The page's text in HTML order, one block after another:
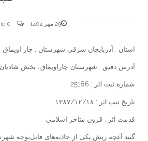
29 مهر 1404 0 comments
استان : آذربایجان شرقی شهرستان : چار اویماق
آدرس دقیق : شهرستان چاراویماق، بخش
شماره ثبت اثر : 25186
تاریخ ثبت اثر : ۱۳۸۷/۱۲/۱۸
قدمت اثر : قرون متاخر اسلامی
گنبد آغچه ریش یکی از جاذبه‌های قابل‌توجه